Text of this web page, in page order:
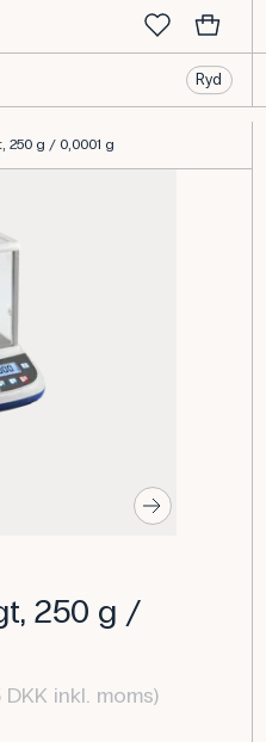
Ryd
250 g / 0,0001 g
250 g /
DKK inkl. moms)